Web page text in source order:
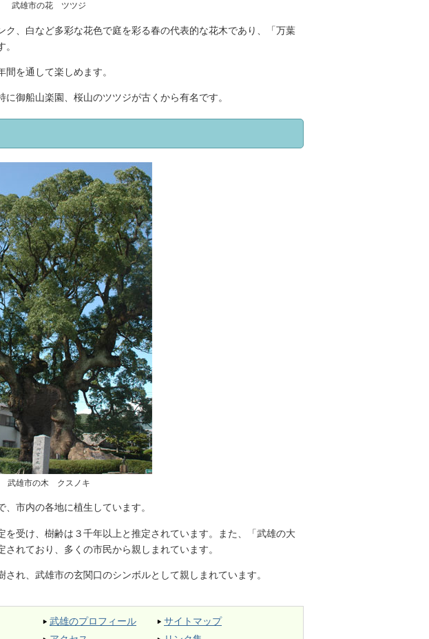
武雄市の花 ツツジ
、白など多彩な花色で庭を彩る春の代表的な花木であり、「万葉
を通して楽しめます。
御船山楽園、桜山のツツジが古くから有名です。
武雄市の木 クスノキ
市内の各地に植生しています。
受け、樹齢は３千年以上と推定されています。また、「武雄の大
れており、多くの市民から親しまれています。
れ、武雄市の玄関口のシンボルとして親しまれています。
武雄のプロフィール
サイトマップ